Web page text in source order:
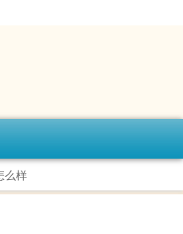
么样